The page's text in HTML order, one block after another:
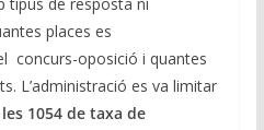
places es
concurs-oposició i quantes
L’administració es va limitar
1054 de taxa de